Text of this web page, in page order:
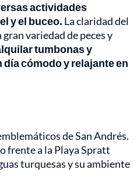
actividades
y el buceo. La claridad del
variedad de peces y
tumbonas y
cómodo y relajante en
de San Andrés.
frente a la Playa Spratt
turquesas y su ambiente